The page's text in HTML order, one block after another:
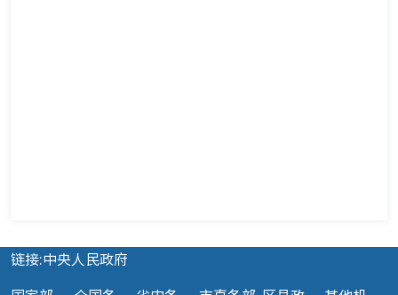
链接:中央人民政府